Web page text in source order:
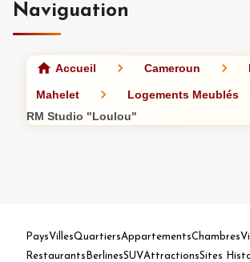
Naviguation
Accueil Cameroun
Mahelet
Logements Meublés
RM Studio "Loulou"
PaysVillesQuartiersAppartementsChambres
Restaurants BerlinesSUVAttractionsSites